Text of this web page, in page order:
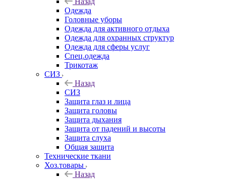
Одежда
Головные уборы
Одежда для активного отдыха
Одежда для охранных структур
Одежда для сферы услуг
Спец.одежда
Трикотаж
СИЗ
Назад
СИЗ
Защита глаз и лица
Защита головы
Защита дыхания
Защита от падений и высоты
Защита слуха
Общая защита
Технические ткани
Хоз.товары
Назад